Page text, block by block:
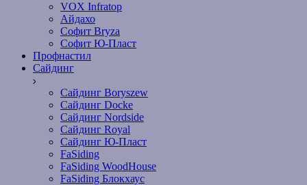
VOX Infratop
Айдахо
Софит Bryza
Софит Ю-Пласт
Профнастил
Сайдинг
Сайдинг Boryszew
Сайдинг Docke
Сайдинг Nordside
Сайдинг Royal
Сайдинг Ю-Пласт
FaSiding
FaSiding WoodHouse
FaSiding Блокхаус